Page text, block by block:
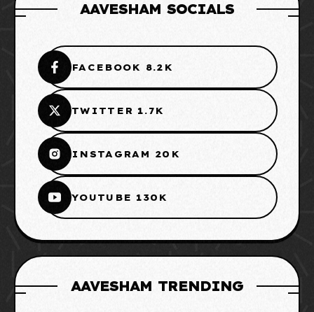
AAVESHAM SOCIALS
FACEBOOK 8.2K
TWITTER 1.7K
INSTAGRAM 20K
YOUTUBE 130K
AAVESHAM TRENDING